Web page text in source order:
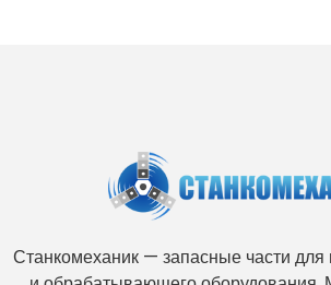
Станкомеханик — запасные части